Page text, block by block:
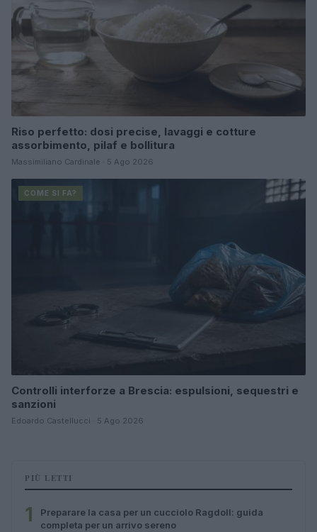
Riso perfetto: dosi precise, lavaggi e cotture
assorbimento, pilaf e bollitura
Massimiliano Cardinale · 5 Ago 2026
COME SI FA?
Controlli interforze a Brescia: espulsioni, sequestri e
sanzioni
Edoardo Castellucci · 5 Ago 2026
PIÙ LETTI
1
Preparare la casa per un cucciolo Ragdoll: guida
completa per un arrivo sereno